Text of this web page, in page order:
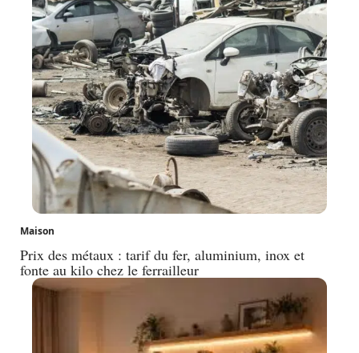
Maison
Prix des métaux : tarif du fer, aluminium, inox et
fonte au kilo chez le ferrailleur